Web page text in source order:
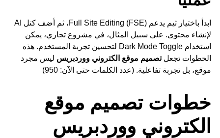
ابدأ باختيار ثيم يدعم Full Site Editing (FSE)، ثم أضف كتل AI
لإنشاء محتوى. على سبيل المثال، في مشروع تجاري، يمكن
استخدام Dark Mode Toggle لتحسين تجربة المستخدم. هذه
الخطوات تجعلتصميم موقع الكتروني ووردبريس ليس مجرد
موقع، بل تجربة تفاعلية. (عدد الكلمات حتى الآن: 950)
خطوات تصميم موقع
الكتروني ووردبريس